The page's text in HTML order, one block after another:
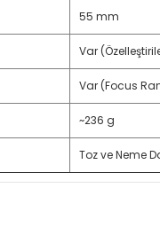
55 mm
Var
Var (Focus
~236 g
Toz ve Neme